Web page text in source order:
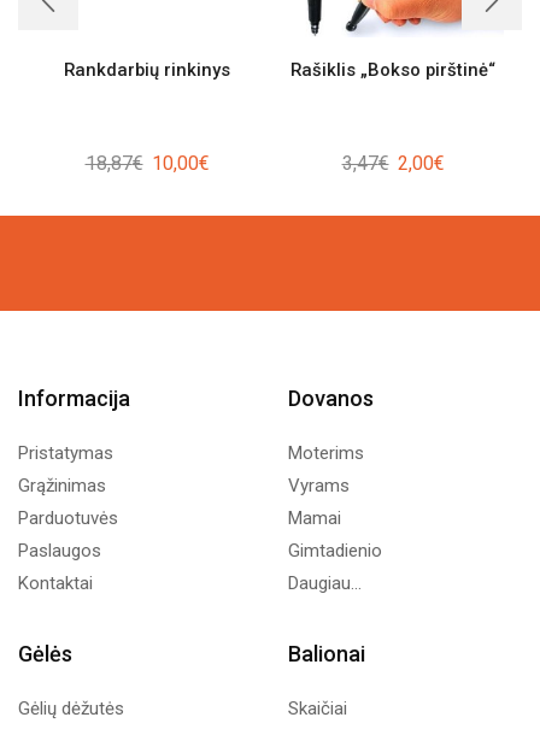
Rankdarbių rinkinys
18,87€ Original
was:
10,00€Current
is:
Rašiklis „Bokso pirštinė“
3,47€ Original
was:
2,00€Current
is:
Informacija
Pristatymas
Grąžinimas
Parduotuvės
Paslaugos
Kontaktai
Dovanos
Moterims
Vyrams
Mamai
Gimtadienio
Daugiau...
Gėlės
Gėlių dėžutės
Balionai
Skaičiai